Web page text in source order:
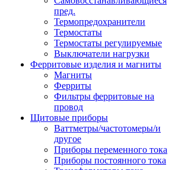
пред.
Термопредохранители
Термостаты
Термостаты регулируемые
Выключатели нагрузки
Ферритовые изделия и магниты
Магниты
Ферриты
Фильтры ферритовые на
провод
Щитовые приборы
Ваттметры/частотомеры/и
другое
Приборы переменного тока
Приборы постоянного тока